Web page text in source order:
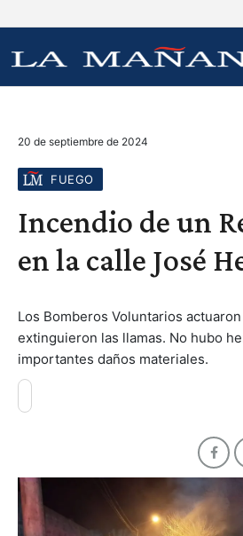
20 de septiembre de 2024
FUEGO
Incendio de un
en la calle José
Los Bomberos Voluntarios
extinguieron las llamas. No hubo
importantes daños materiales.